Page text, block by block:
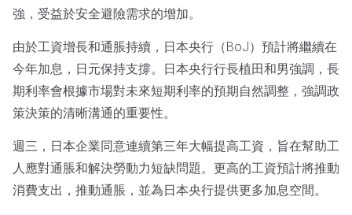
強，受益於安全避險需求的增加。
由於工資增長和通脹持續，日本央行（BoJ）預計將繼續在
今年加息，日元保持支撐。日本央行行長植田和男強調，長
期利率會根據市場對未來短期利率的預期自然調整，強調政
策決策的清晰溝通的重要性。
週三，日本企業同意連續第三年大幅提高工資，旨在幫助工
人應對通脹和解決勞動力短缺問題。更高的工資預計將推動
消費支出，推動通脹，並為日本央行提供更多加息空間。